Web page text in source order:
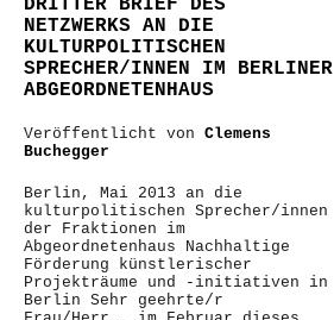
DRITTER BRIEF DES
NETZWERKS AN DIE
KULTURPOLITISCHEN
SPRECHER/INNEN IM BERLINER
ABGEORDNETENHAUS
Veröffentlicht von Clemens
Buchegger
Berlin, Mai 2013 an die
kulturpolitischen Sprecher/innen
der Fraktionen im
Abgeordnetenhaus Nachhaltige
Förderung künstlerischer
Projekträume und -initiativen in
Berlin Sehr geehrte/r